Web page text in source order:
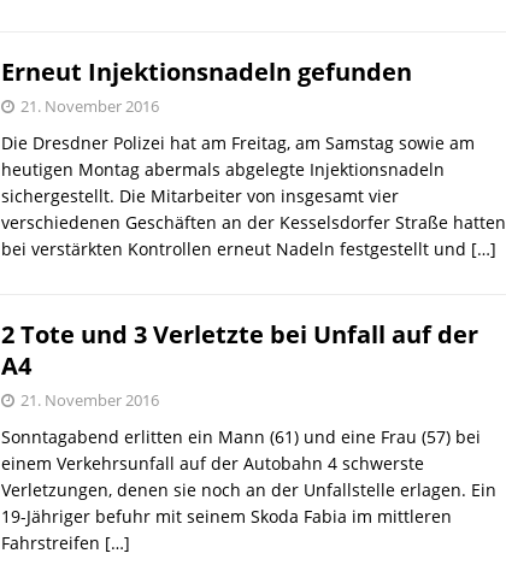
Erneut Injektionsnadeln gefunden
21. November 2016
Die Dresdner Polizei hat am Freitag, am Samstag sowie am
heutigen Montag abermals abgelegte Injektionsnadeln
sichergestellt. Die Mitarbeiter von insgesamt vier
verschiedenen Geschäften an der Kesselsdorfer Straße hatten
bei verstärkten Kontrollen erneut Nadeln festgestellt und […]
2 Tote und 3 Verletzte bei Unfall auf der
A4
21. November 2016
Sonntagabend erlitten ein Mann (61) und eine Frau (57) bei
einem Verkehrsunfall auf der Autobahn 4 schwerste
Verletzungen, denen sie noch an der Unfallstelle erlagen. Ein
19-Jähriger befuhr mit seinem Skoda Fabia im mittleren
Fahrstreifen […]